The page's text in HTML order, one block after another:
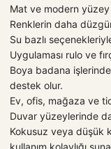
Mat ve modern
Renklerin daha
Su bazlı
Uygulaması rulo ve
Boya badana
destek olur.
Ev, ofis, mağaza ve
Duvar yüzeylerinde
Kokusuz veya düşük
kullanım kolaylığı